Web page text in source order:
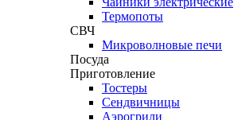
Термопоты
СВЧ
Микроволновые печи
Посуда
Приготовление
Тостеры
Сендвичницы
Аэрогрили